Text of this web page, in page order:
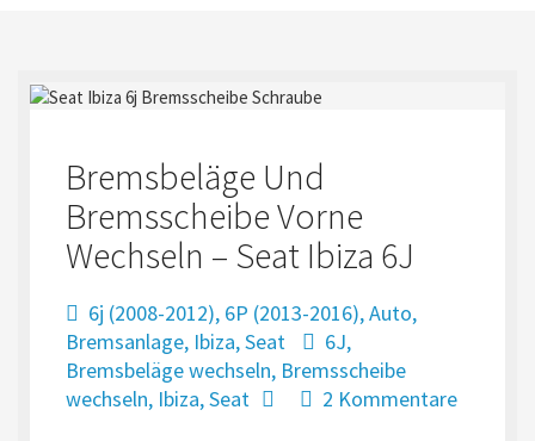
Bremsbeläge Und
Bremsscheibe Vorne
Wechseln – Seat Ibiza 6J
6j (2008-2012), 6P (2013-2016),Auto,
Bremsanlage, Ibiza,Seat 6J,
Bremsbeläge wechseln, Bremsscheibe
wechseln, Ibiza,Seat 2 Kommentare